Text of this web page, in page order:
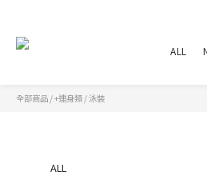
ALL
全部商品 /+連身類 /泳裝
ALL